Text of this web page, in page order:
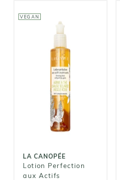
VEGAN
LA CANOPÉE
Lotion Perfection
aux Actifs
LA CANOPÉE
Lotion
Perfection aux
Actifs
Assainissants